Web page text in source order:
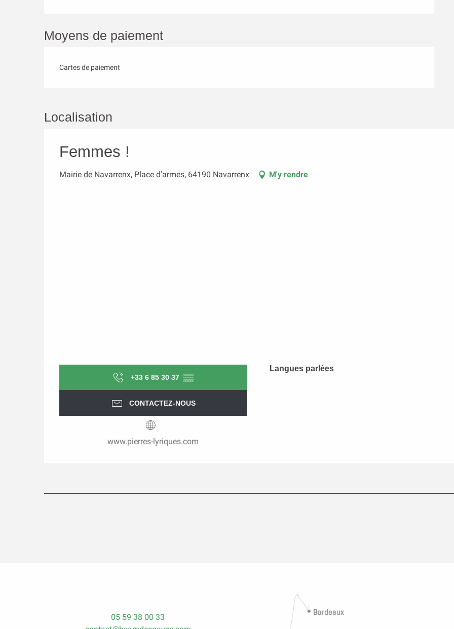
Moyens de paiement
Cartes de paiement
Localisation
Femmes !
Mairie de Navarrenx, Place d'armes, 64190 Navarrenx M'y rendre
+33 6 85 30 37 ▒▒
CONTACTEZ-NOUS
www.pierres-lyriques.com
Langues parlées
Langues parlées
05 59 38 00 33